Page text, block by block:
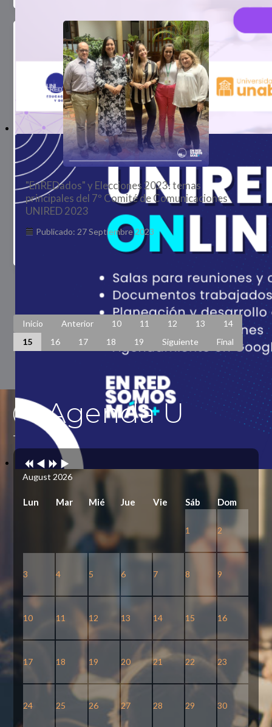
"EnREDados" y Elecciones 2023: temas
principales del 7º Comité de Comunicaciones
UNIRED 2023
Publicado: 27 Septiembre 2023
Página 15 de 448
Inicio
Anterior 10 11 12 13
14
15
16 17 18 19 Siguiente Final
Agenda U
Previous
Previous
Month
Next
Year
Next
Month
August 2026
Lun Mar Mié Jue Vie Sáb Dom
1 2
3 4 5 6 7 8 9
10 11 12 13 14 15 16
17 18 19 20 21 22 23
24 25 26 27 28 29 30